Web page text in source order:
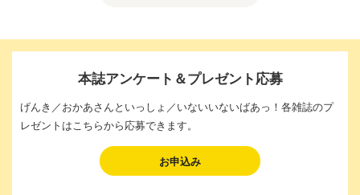
本誌アンケート＆プレゼント応募
げんき／おかあさんといっしょ／いないいないばあっ！各雑誌のプ
レゼントはこちらから応募できます。
お申込み